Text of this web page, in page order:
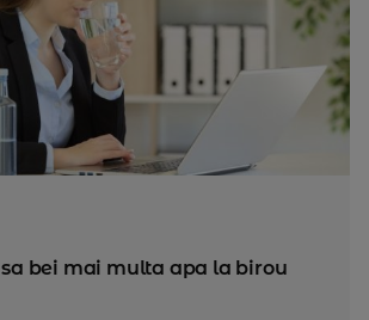
bei mai multa apa la birou